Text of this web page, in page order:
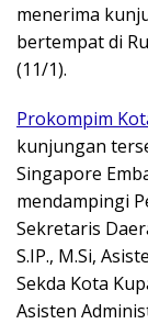
menerima
bertempat di
(11/1).
Prokompim
kunjungan
Singapore
mendampingi
Sekretaris
S.IP., M.Si,
Sekda Kota
Asisten